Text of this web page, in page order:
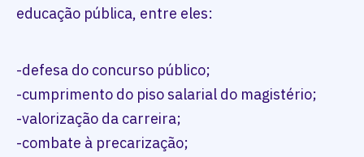
educação pública, entre eles:
-defesa do concurso público;
-cumprimento do piso salarial do magistério;
-valorização da carreira;
-combate à precarização;